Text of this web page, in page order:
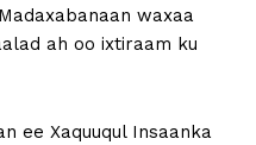
waxaa
ah oo ixtiraam ku
ee Xaquuqul Insaanka